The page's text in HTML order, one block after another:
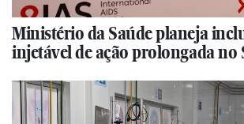
Ministério da Saúde planeja
injetável de ação prolongada no